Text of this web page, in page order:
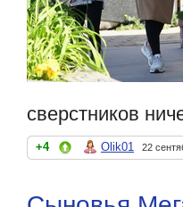
сверстников
+4 Olik01 22